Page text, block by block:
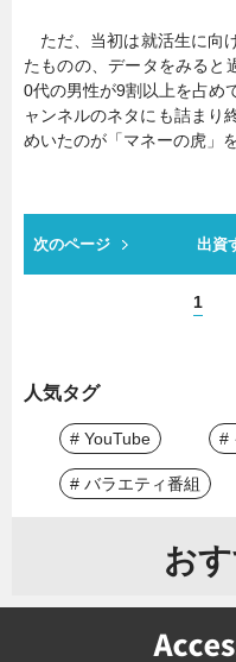
ただ、当初は就活生に向
たものの、データをみると
0代の男性が9割以上を占め
ャンネルのネタにも詰まり
めいたのが「マネーの虎」
次のページ 出資
1
人気タグ
# YouTube #
# バラエティ番組
お